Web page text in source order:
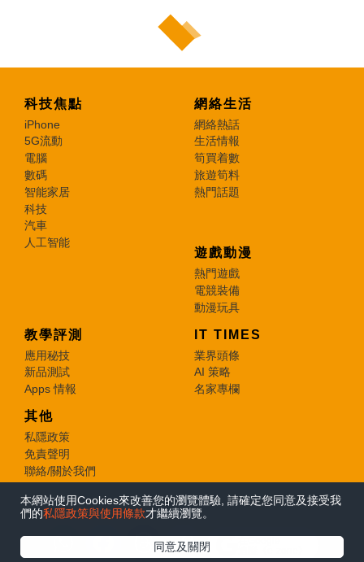
本網站使用Cookies來改善您的瀏覽體驗, 請確定您同意及接受我
們的私隱政策與使用條款才繼續瀏覽。
同意及關閉
科技焦點
iPhone
5G流動
電腦
數碼
智能家居
科技
汽車
人工智能
網絡生活
網絡熱話
生活情報
筍買着數
旅遊筍料
熱門話題
遊戲動漫
熱門遊戲
電競裝備
動漫玩具
教學評測
應用秘技
新品測試
Apps 情報
IT TIMES
業界頭條
AI 策略
名家專欄
其他
私隱政策
免責聲明
聯絡/關於我們
© 2026 e-zone. All Rights Reserved.